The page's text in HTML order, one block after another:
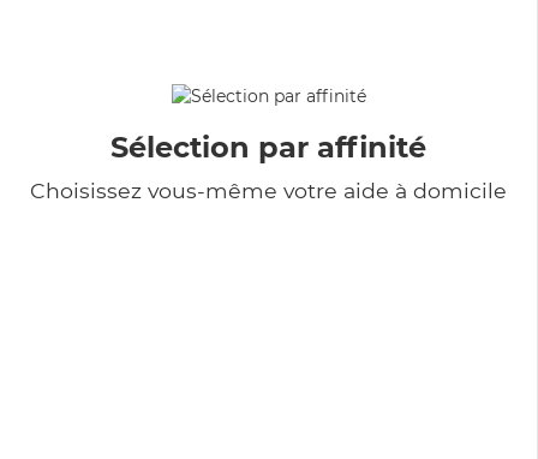
Sélection par affinité
Choisissez vous-même votre aide à domicile